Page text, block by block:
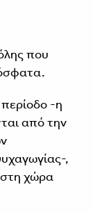
που
-η
από την
,
στη χώρα